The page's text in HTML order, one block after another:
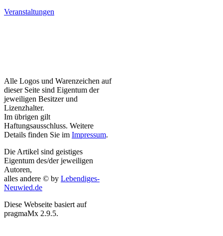
Veranstaltungen
Alle Logos und Warenzeichen auf
dieser Seite sind Eigentum der
jeweiligen Besitzer und
Lizenzhalter.
Im übrigen gilt
Haftungsausschluss. Weitere
Details finden Sie im Impressum.
Die Artikel sind geistiges
Eigentum des/der jeweiligen
Autoren,
alles andere © by Lebendiges-
Neuwied.de
Diese Webseite basiert auf
pragmaMx 2.9.5.